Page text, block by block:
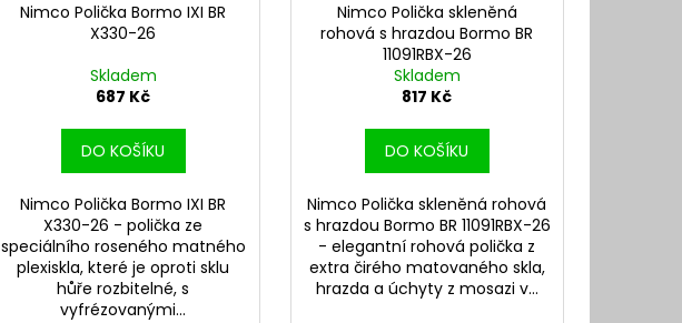
Nimco Polička Bormo IXI BR
X330-26
Skladem
687 Kč
DO KOŠÍKU
Nimco Polička Bormo IXI BR
X330-26 - polička ze
speciálního roseného matného
plexiskla, které je oproti sklu
hůře rozbitelné, s
vyfrézovanými...
Nimco Polička skleněná
rohová s hrazdou Bormo BR
11091RBX-26
Skladem
817 Kč
DO KOŠÍKU
Nimco Polička skleněná rohová
s hrazdou Bormo BR 11091RBX-26
- elegantní rohová polička z
extra čirého matovaného skla,
hrazda a úchyty z mosazi v...